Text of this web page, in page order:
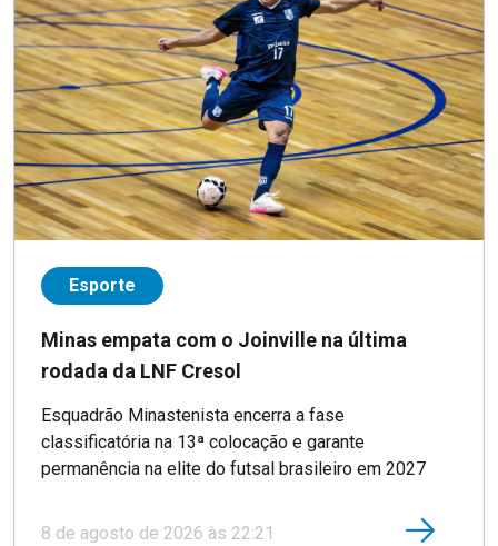
Esporte
Minas empata com o Joinville na última
rodada da LNF Cresol
Esquadrão Minastenista encerra a fase
classificatória na 13ª colocação e garante
permanência na elite do futsal brasileiro em 2027
8 de agosto de 2026 às 22:21